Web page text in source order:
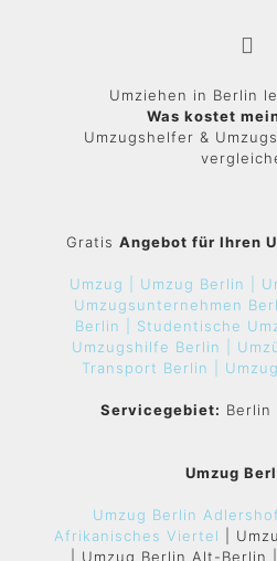
Umziehen in Berlin
Was kostet
Umzugshelfer &
Gratis Angebot für Ihren
Umzug | Umzug Berlin |
Umzugsunternehmen
Berlin | Studentische
Umzugshilfe Berlin |
Transport Berlin |
Servicegebiet: Berlin
Umzug
Umzug Berlin Adlershof
Afrikanisches Viertel
|
| Umzug Berlin Alt-Berlin